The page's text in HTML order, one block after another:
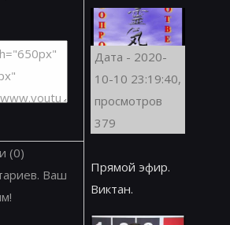
(0)
Ваш
Дата - 2020-
10-10 23:19:40,
просмотров
379
Прямой эфир.
Виктан.